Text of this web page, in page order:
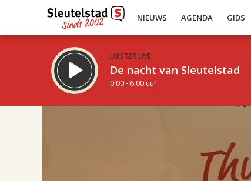
NIEUWS AGENDA GIDS
LUISTER LIVE:
De nacht van Sleutelstad
0.00 - 6.00 uur